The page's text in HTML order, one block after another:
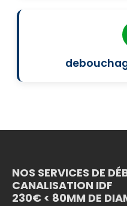
NOS SERVICES DE
CANALISATION IDF
230€ < 80MM DE